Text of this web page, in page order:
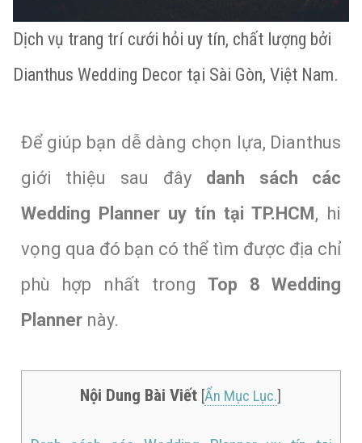
Dịch vụ trang trí cưới hỏi uy tín, chất lượng bởi
Dianthus Wedding Decor tại Sài Gòn, Việt Nam.
Để giúp bạn dễ dàng chọn lựa, Dianthus
giới thiệu sau đây danh sách các
Wedding Planner uy tín tại TP.HCM, hi
vọng qua đó bạn có thể tìm được địa chỉ
phù hợp nhất trongTop 8 Wedding
Plannernày.
Nội Dung Bài Viết [Ẩn Mục Lục.]